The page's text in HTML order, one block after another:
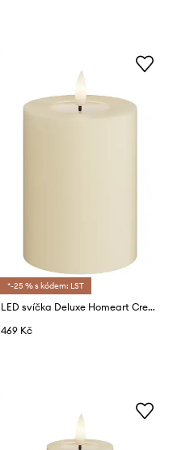
*-25 % s kódem: LST
LED svíčka Deluxe Homeart Cream Bloklys 7,5 x 10 cm
469 Kč